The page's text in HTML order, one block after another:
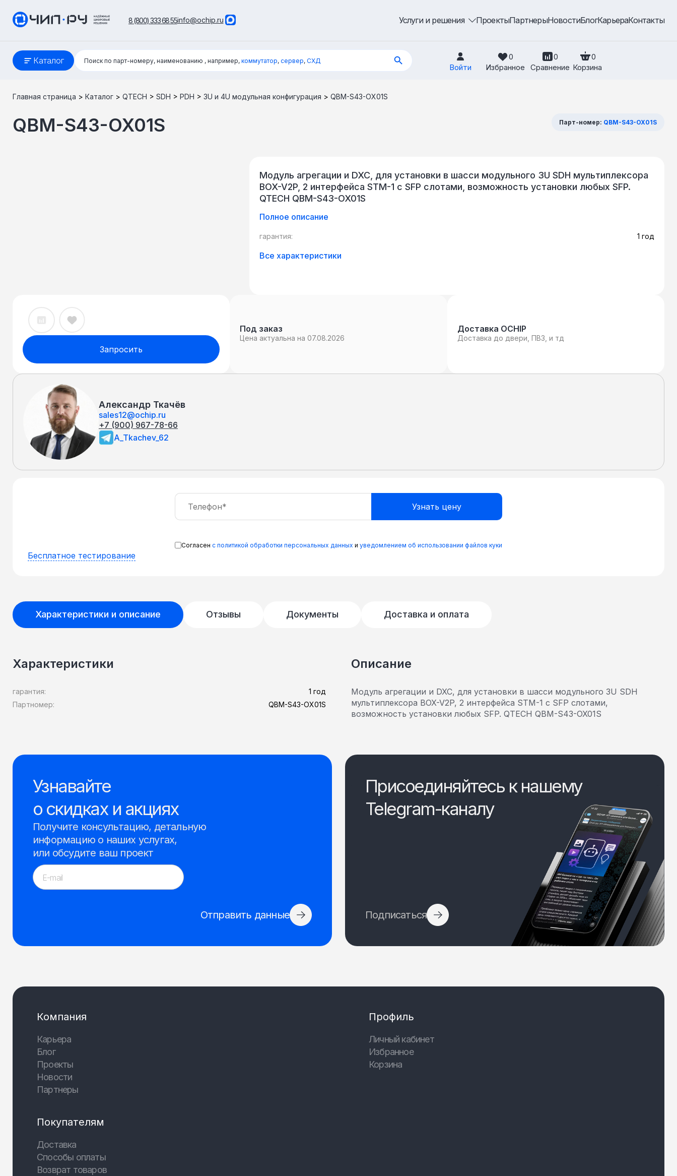
Услуги и решения ПроектыПартнерыНовостиБлогКарьераКонтакты
8 (800) 333 68 55info@ochip.ru
Каталог
Поиск:
Поиск по парт-номеру, наименованию , например, коммутатор, сервер, СХД
Войти
0
Избранное
0
Сравнение
0
Корзина
Главная страница > Каталог > QTECH > SDH > PDH > 3U и 4U модульная конфигурация > QBM-S43-OX01S
QBM-S43-OX01S Парт-номер: QBM-S43-OX01S
Модуль агрегации и DXC, для установки в шасси модульного 3U SDH мультиплексора
BOX-V2P, 2 интерфейса STM-1 c SFP слотами, возможность установки любых SFP.
QTECH QBM-S43-OX01S
Полное описание
гарантия: 1 год
Все характеристики
Запросить
Под заказ
Цена актуальна на 07.08.2026
Доставка OCHIP
Доставка до двери, ПВЗ, и тд
Александр Ткачёв
sales12@ochip.ru
+7 (900) 967-78-66
A_Tkachev_62
Согласен с политикой обработки персональных данных и уведомлением об использовании файлов куки
Бесплатное тестирование
Характеристики и описание Отзывы Документы Доставка и оплата
Характеристики
гарантия:
1 год
Партномер:
QBM-S43-OX01S
Описание
Модуль агрегации и DXC, для установки в шасси модульного 3U SDH
мультиплексора BOX-V2P, 2 интерфейса STM-1 c SFP слотами,
возможность установки любых SFP. QTECH QBM-S43-OX01S
Узнавайте
о скидках и акциях
Получите консультацию, детальную
информацию о наших услугах,
или обсудите ваш проект
Отправить данные
Присоединяйтесь к нашему
Telegram-каналу
Подписаться
Компания
Карьера
Блог
Проекты
Новости
Партнеры
Покупателям
Доставка
Способы оплаты
Возврат товаров
Профиль
Личный кабинет
Избранное
Корзина